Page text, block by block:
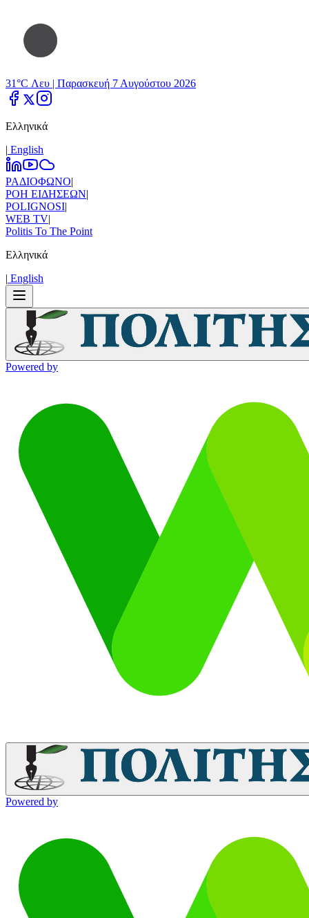
31°C Λευ | Παρασκευή 7 Αυγούστου 2026
Ελληνικά
| Εnglish
ΡΑΔΙΟΦΩΝΟ|
ΡΟΗ ΕΙΔΗΣΕΩΝ|
POLIGNOSI|
WEB TV|
Politis To The Point
Ελληνικά
| Εnglish
Powered by
Powered by